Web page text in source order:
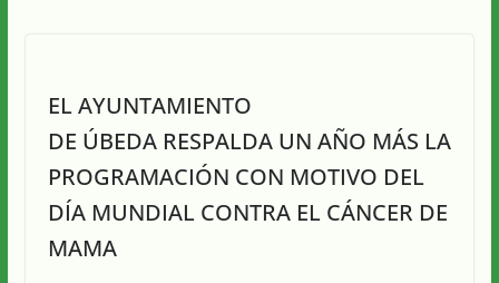
EL AYUNTAMIENTO
DE ÚBEDA RESPALDA UN AÑO MÁS LA
PROGRAMACIÓN CON MOTIVO DEL
DÍA MUNDIAL CONTRA EL CÁNCER DE
MAMA